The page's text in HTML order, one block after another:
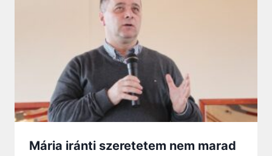
Mária iránti szeretetem nem marad